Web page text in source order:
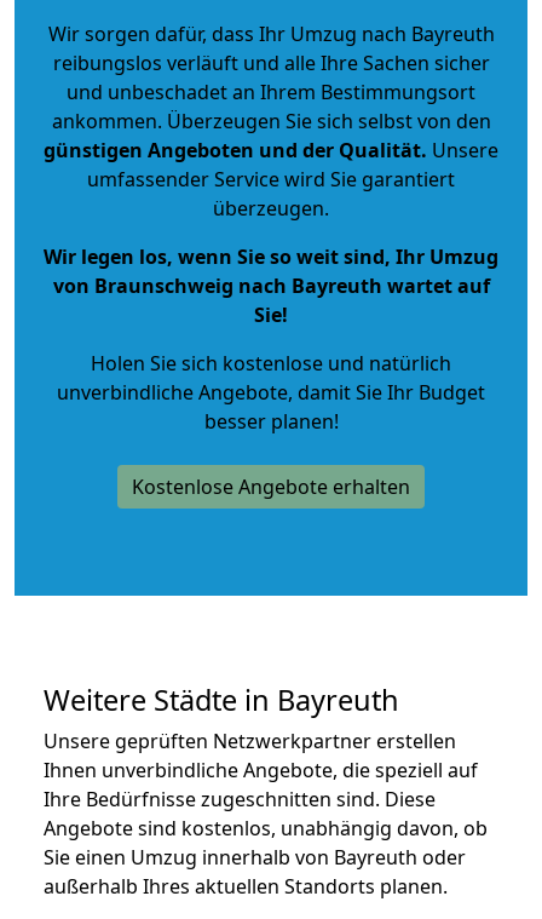
Wir sorgen dafür, dass Ihr Umzug nach Bayreuth
reibungslos verläuft und alle Ihre Sachen sicher
und unbeschadet an Ihrem Bestimmungsort
ankommen. Überzeugen Sie sich selbst von den
günstigen Angeboten und der Qualität. Unsere
umfassender Service wird Sie garantiert
überzeugen.
Wir legen los, wenn Sie so weit sind, Ihr Umzug
von Braunschweig nach Bayreuth wartet auf
Sie!
Holen Sie sich kostenlose und natürlich
unverbindliche Angebote, damit Sie Ihr Budget
besser planen!
Kostenlose Angebote erhalten
Weitere Städte in Bayreuth
Unsere geprüften Netzwerkpartner erstellen
Ihnen unverbindliche Angebote, die speziell auf
Ihre Bedürfnisse zugeschnitten sind. Diese
Angebote sind kostenlos, unabhängig davon, ob
Sie einen Umzug innerhalb von Bayreuth oder
außerhalb Ihres aktuellen Standorts planen.